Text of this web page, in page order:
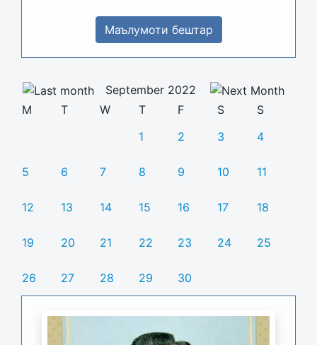
Маълумоти бештар
September 2022
M
T W T F S
S
1
2 3 4
5 6 7 8 9 10 11
12 13 14 15 16 17 18
19 20 21 22 23 24 25
26 27 28 29 30